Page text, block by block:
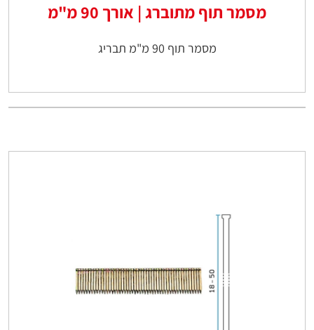
מסמר תוף מתוברג | אורך 90 מ"מ
מסמר תוף 90 מ"מ תבריג